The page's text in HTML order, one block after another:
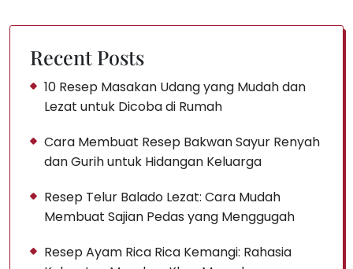
Recent Posts
10 Resep Masakan Udang yang Mudah dan
Lezat untuk Dicoba di Rumah
Cara Membuat Resep Bakwan Sayur Renyah
dan Gurih untuk Hidangan Keluarga
Resep Telur Balado Lezat: Cara Mudah
Membuat Sajian Pedas yang Menggugah
Resep Ayam Rica Rica Kemangi: Rahasia